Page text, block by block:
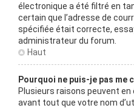
électronique a été filtré en
certain que l’adresse de
spécifiée était correcte,
administrateur du forum.
Haut
Pourquoi ne puis-je pas me
Plusieurs raisons peuvent
avant tout que votre nom